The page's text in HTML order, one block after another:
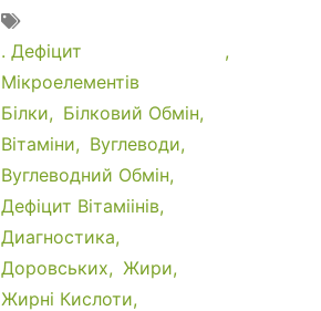
. Дефіцит
Мікроелементів
Білки
Білковий Обмін
Вітаміни
Вуглеводи
Вуглеводний Обмін
Дефіцит Вітаміінів
Диагностика
Доровських
Жири
Жирні Кислоти